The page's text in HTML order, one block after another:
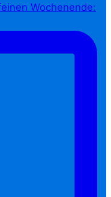
Wochenende: